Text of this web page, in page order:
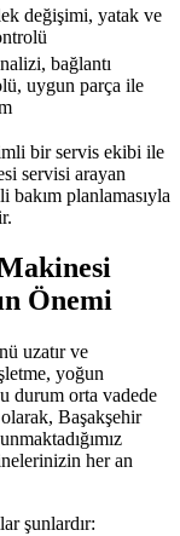
değişimi, yatak ve
bağlantı
uygun parça ile
bir servis ekibi ile
servisi arayan
planlamasıyla
Önemi
uzatır ve
yoğun
durum orta vadede
Başakşehir
her an
şunlardır: